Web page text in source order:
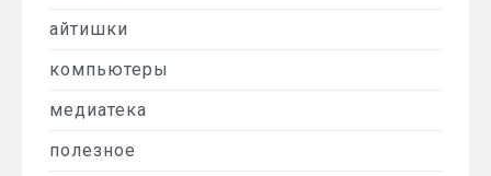
айтишки
компьютеры
медиатека
полезное